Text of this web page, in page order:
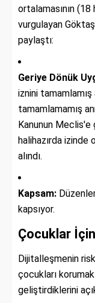
ortalamasının (18
vurgulayan
paylaştı:
Geriye Dönük
iznini
tamamlamamış
Kanunun Meclis'e
halihazırda
alındı.
Kapsam:
kapsıyor.
Çocuklar
Dijitalleşmenin
çocukları
geliştirdiklerini